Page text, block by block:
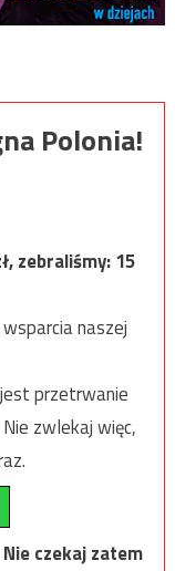
Polonia!
zebraliśmy:15
naszej
przetrwanie
zwlekaj więc,
czekaj zatem